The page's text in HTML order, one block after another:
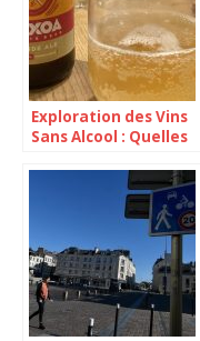
Exploration des Vins
Sans Alcool : Quelles
Janvier Sain ?